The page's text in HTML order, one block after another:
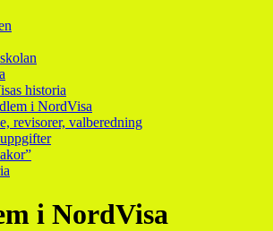
historia
i NordVisa
revisorer, valberedning
i NordVisa